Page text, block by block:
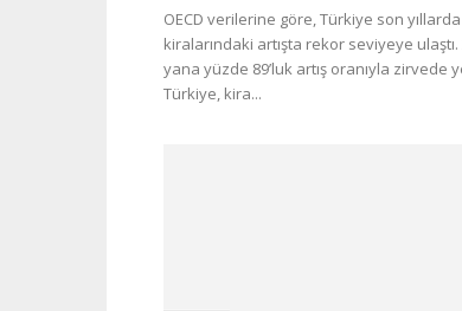
OECD verilerine göre, Türkiye son
kiralarındaki artışta rekor seviyeye ulaştı.
yana yüzde 89’luk artış oranıyla zirvede
Türkiye, kira...